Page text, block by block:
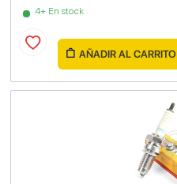
4+ En stock
AÑADIR AL CARRITO